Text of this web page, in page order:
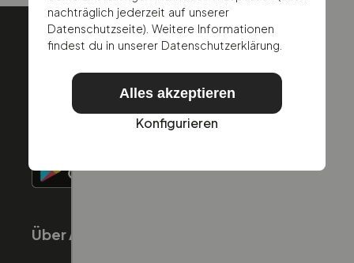
Über Autoeinfachlos
nachträglich jederzeit auf unserer
Datenschutzseite). Weitere Informationen
findest du in unserer Datenschutzerklärung.
Alles akzeptieren
Konfigurieren